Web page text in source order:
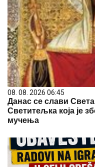
08. 08. 2026 06:45
Данас се слави
Светитељка која је
мучења